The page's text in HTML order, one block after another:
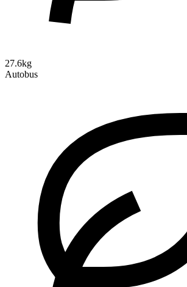
27.6kg
Autobus